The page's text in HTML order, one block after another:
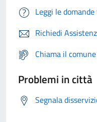
Leggi le
Richiedi
Chiama il
Problemi in città
Segnala